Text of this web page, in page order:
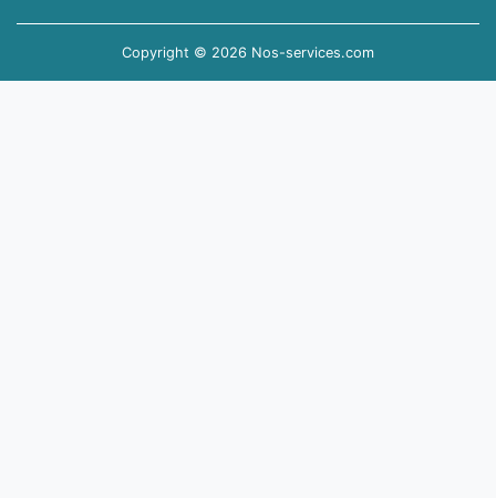
Copyright © 2026 Nos-services.com